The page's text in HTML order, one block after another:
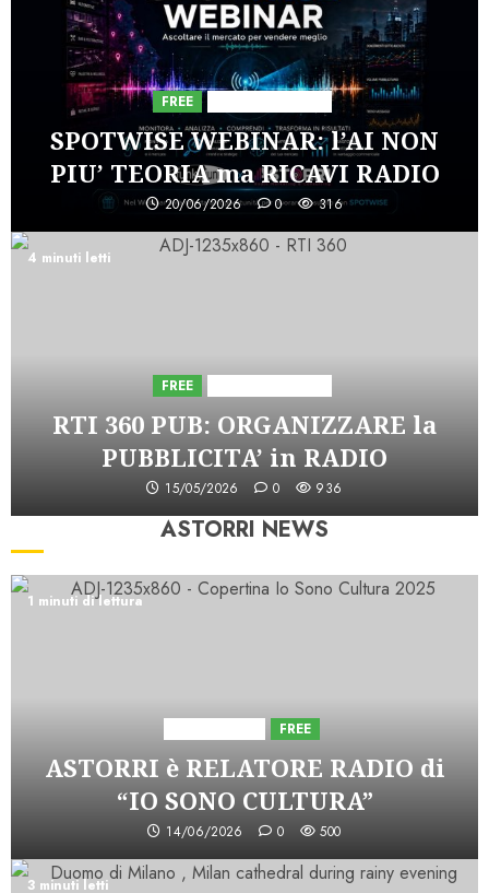
FREE
SPOTWISE WEBINAR: l’AI NON
PIU’ TEORIA ma RICAVI RADIO
20/06/2026 0 316
4 minuti letti
FREE
RTI 360 PUB: ORGANIZZARE la
PUBBLICITA’ in RADIO
15/05/2026 0 936
ASTORRI NEWS
1 minuti di lettura
FREE
ASTORRI è RELATORE RADIO di
“IO SONO CULTURA”
14/06/2026 0 500
3 minuti letti